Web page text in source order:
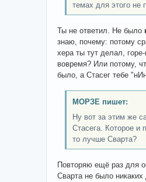
темах для этого не
Ты не ответил. Не было
знаю, почему: потому
хера ты тут делал,
вовремя? Или потому,
было, а Стасег тебе
МОРЗЕ пишет:
Ну вот за этим же
Стасега. Которое и
то лучше Сварта?
Повторяю ещё раз для
Сварта не было никаких